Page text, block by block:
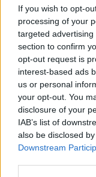
If you wish to opt-
processing of your
targeted
section to confirm
opt-out request is
interest-based ads
us or personal
your opt-out. You
disclosure of your
IAB’s list of
also be disclosed
Downstream
AMBIENTE
Oltre 150
contro i
Lombardia
le Big Tech
DALLA HOME